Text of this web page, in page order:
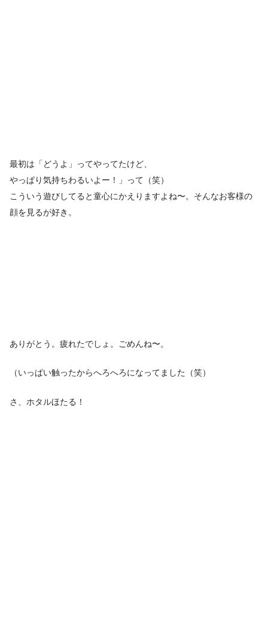
最初は「どうよ」ってやってたけど、
やっぱり気持ちわるいよー！」って（笑）
こういう遊びしてると童心にかえりますよね〜。そんなお客様の
顔を見るが好き。
ありがとう。疲れたでしょ。ごめんね〜。
（いっぱい触ったからへろへろになってました（笑）
さ、ホタルほたる！